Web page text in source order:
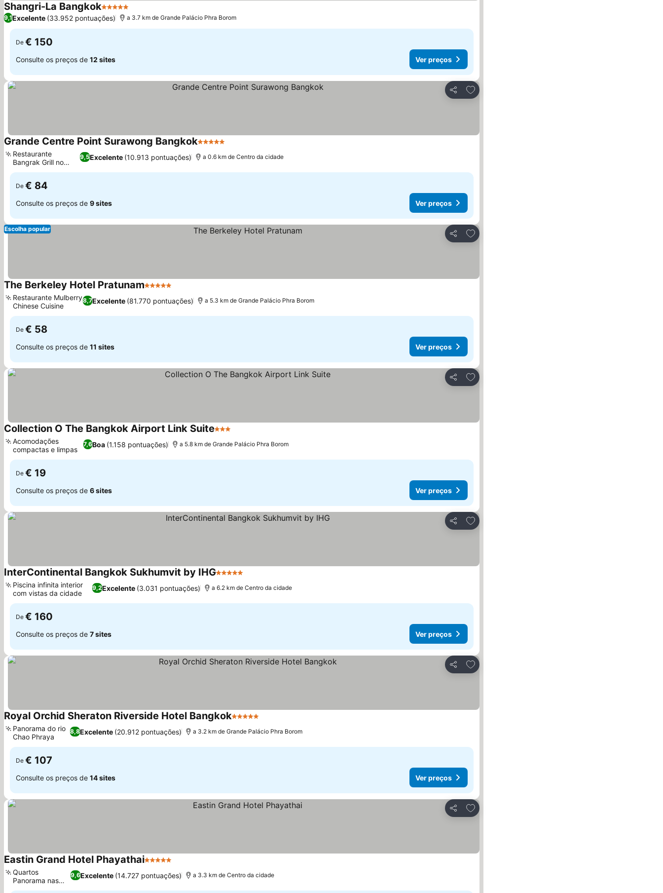
Shangri-La Bangkok5 Estrelas
9,1Excelente (33.952 pontuações) a 3.7 km de Grande Palácio Phra Borom
De € 150
Consulte os preços de 12 sites Ver preços
Partilhar
Adicionar aos favoritos
Grande Centre Point Surawong Bangkok5 Estrelas
9,5Excelente (10.913 pontuações)
Restaurante
Bangrak Grill no
terraço
a 0.6 km de Centro da cidade
De € 84
Consulte os preços de 9 sites Ver preços
Partilhar
Adicionar aos favoritos
Escolha popular
The Berkeley Hotel Pratunam5 Estrelas
8,7Excelente (81.770 pontuações)
Restaurante Mulberry
Chinese Cuisine
a 5.3 km de Grande Palácio Phra Borom
De € 58
Consulte os preços de 11 sites Ver preços
Partilhar
Adicionar aos favoritos
Collection O The Bangkok Airport Link Suite3 Estrelas
7,6Boa (1.158 pontuações)
Acomodações
compactas e limpas
a 5.8 km de Grande Palácio Phra Borom
De € 19
Consulte os preços de 6 sites Ver preços
Partilhar
Adicionar aos favoritos
InterContinental Bangkok Sukhumvit by IHG5 Estrelas
9,2Excelente (3.031 pontuações)
Piscina infinita interior
com vistas da cidade
a 6.2 km de Centro da cidade
De € 160
Consulte os preços de 7 sites Ver preços
Partilhar
Adicionar aos favoritos
Royal Orchid Sheraton Riverside Hotel Bangkok5 Estrelas
8,8Excelente (20.912 pontuações)
Panorama do rio
Chao Phraya
a 3.2 km de Grande Palácio Phra Borom
De € 107
Consulte os preços de 14 sites Ver preços
Partilhar
Adicionar aos favoritos
Eastin Grand Hotel Phayathai5 Estrelas
9,6Excelente (14.727 pontuações)
Quartos
Panorama nas
alturas
a 3.3 km de Centro da cidade